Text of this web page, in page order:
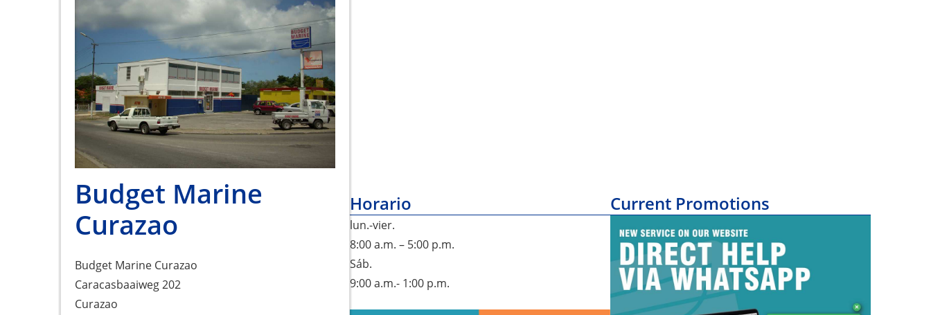
Budget Marine
Curazao
Budget Marine Curazao
Caracasbaaiweg 202
Curazao
Horario
lun.-vier.
8:00 a.m. – 5:00 p.m.
Sáb.
9:00 a.m.- 1:00 p.m.
Current Promotions